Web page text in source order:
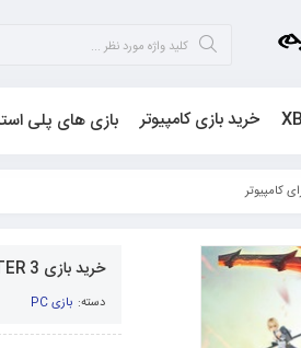
خرید بازی کامپیوتر بازی های پلی
خرید بازی GOD EATER 3 برای کامپیوتر
دسته: بازی PC